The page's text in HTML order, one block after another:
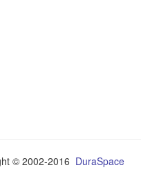
© 2002-2016 DuraSpace